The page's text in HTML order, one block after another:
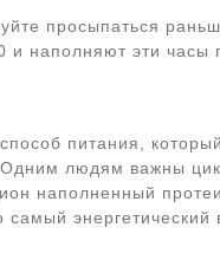
просыпаться
и наполняют эти
питания,
людям важны
наполненный
самый